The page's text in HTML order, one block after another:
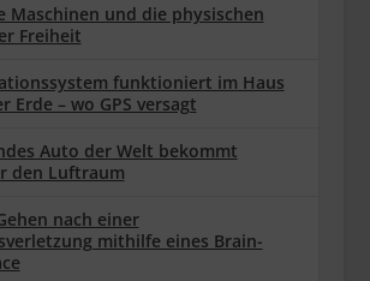
Maschinen und die physischen
Freiheit
funktioniert im Haus
Erde – wo GPS versagt
Auto der Welt bekommt
den Luftraum
nach einer
mithilfe eines Brain-